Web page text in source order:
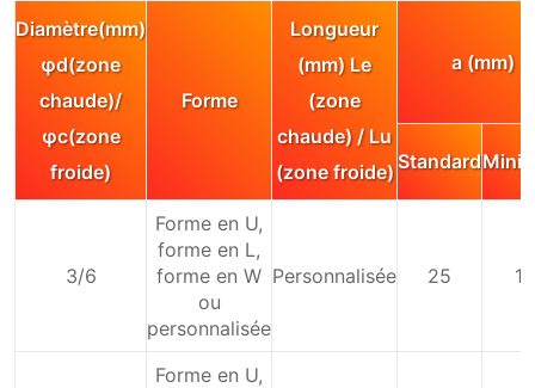
Diamètre(mm)
φd(zone
chaude)/
φc(zone
froide)
Forme
Longueur
(mm) Le
(zone
chaude) / Lu
(zone froide)
a (mm)
Standard
3/6
Forme en U,
forme en L,
forme en W
ou
personnalisée
Personnalisée 25 12
Forme en U,